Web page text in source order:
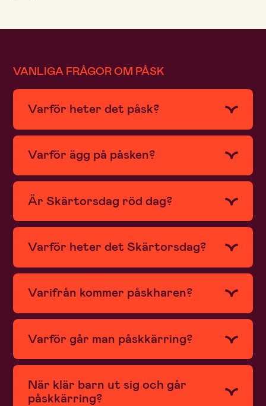
VANLIGA FRÅGOR OM PÅSK
Varför heter det påsk?
Varför ägg på påsken?
Är Skärtorsdag röd dag?
Varför heter det Skärtorsdag?
Varifrån kommer påskharen?
Varför går man påskkärring?
När klär barn ut sig och går
påskkärring?